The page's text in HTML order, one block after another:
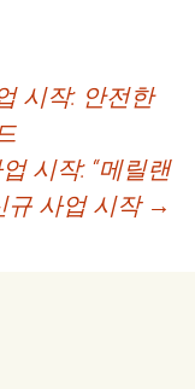
시작: 안전한
시작: “메릴랜
규 사업 시작 →